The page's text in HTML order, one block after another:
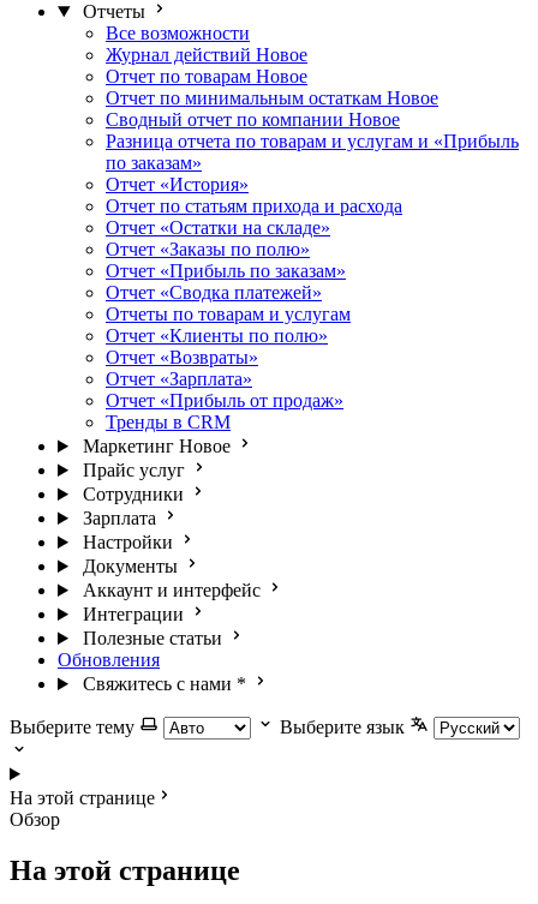
Отчеты
Все возможности
Журнал действий Новое
Отчет по товарам Новое
Отчет по минимальным остаткам Новое
Сводный отчет по компании Новое
Разница отчета по товарам и услугам и «Прибыль
по заказам»
Отчет «История»
Отчет по статьям прихода и расхода
Отчет «Остатки на складе»
Отчет «Заказы по полю»
Отчет «Прибыль по заказам»
Отчет «Сводка платежей»
Отчеты по товарам и услугам
Отчет «Клиенты по полю»
Отчет «Возвраты»
Отчет «Зарплата»
Отчет «Прибыль от продаж»
Тренды в CRM
Маркетинг Новое
Прайс услуг
Сотрудники
Зарплата
Настройки
Документы
Аккаунт и интерфейс
Интеграции
Полезные статьи
Обновления
Свяжитесь с нами *
Выберите тему Выберите язык
На этой странице
Обзор
На этой странице